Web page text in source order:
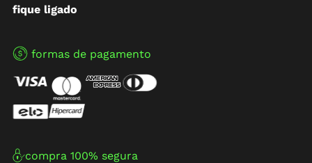
fique ligado
formas de pagamento
compra 100% segura